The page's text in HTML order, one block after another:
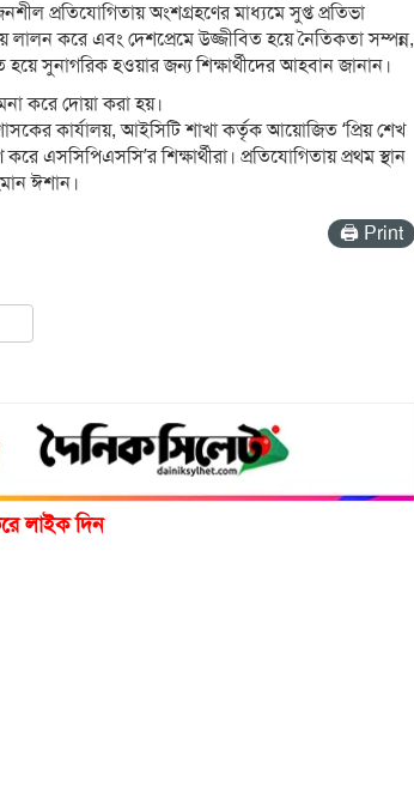
প্রতিযোগিতায় অংশগ্রহণের মাধ্যমে সুপ্ত প্রতিভা
লালন করে এবং দেশপ্রেমে উজ্জীবিত হয়ে নৈতিকতা সম্পন্ন,
সুনাগরিক হওয়ার জন্য শিক্ষার্থীদের আহবান জানান।
করে দোয়া করা হয়।
কার্যালয়, আইসিটি শাখা কর্তৃক আয়োজিত ‘প্রিয় শেখ
এসসিপিএসসি’র শিক্ষার্থীরা। প্রতিযোগিতায় প্রথম স্থান
ঈশান।
🖨 Print
লাইক দিন